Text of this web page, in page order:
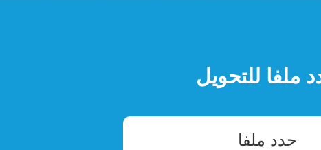
ملفا للتحويل
حدد ملفا